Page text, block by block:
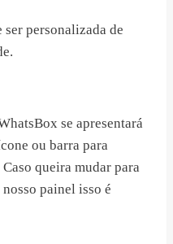
personalizada de
se apresentará
ou barra para
queira mudar para
painel isso é